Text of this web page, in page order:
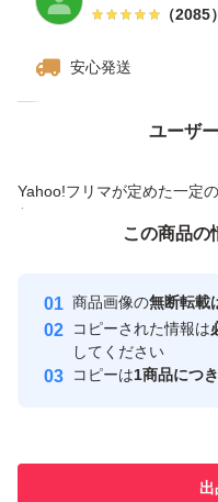
（2085）
安心発送
ユーザ
Yahoo!フリマが定めた一定
付与しています
安心取引出品者
取引実績
価格の相談
この商品の
商品画像の無断転載
コピーされた情報は
してください
コピーは1商品につ
この商品をみている人に